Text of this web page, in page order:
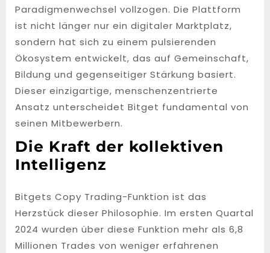
Paradigmenwechsel vollzogen. Die Plattform
ist nicht länger nur ein digitaler Marktplatz,
sondern hat sich zu einem pulsierenden
Ökosystem entwickelt, das auf Gemeinschaft,
Bildung und gegenseitiger Stärkung basiert.
Dieser einzigartige, menschenzentrierte
Ansatz unterscheidet Bitget fundamental von
seinen Mitbewerbern.
Die Kraft der kollektiven
Intelligenz
Bitgets Copy Trading-Funktion ist das
Herzstück dieser Philosophie. Im ersten Quartal
2024 wurden über diese Funktion mehr als 6,8
Millionen Trades von weniger erfahrenen